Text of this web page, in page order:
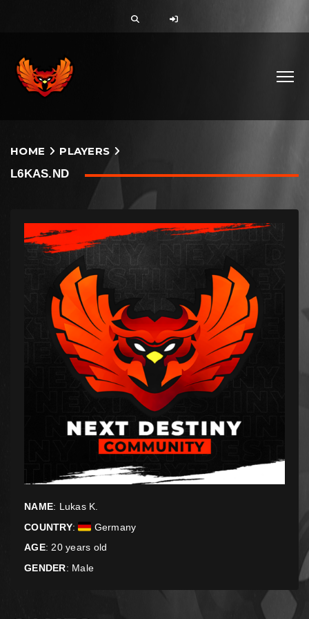
HOME
PLAYERS
L6KAS.ND
NAME: Lukas K.
COUNTRY:
Germany
AGE: 20 years old
GENDER: Male